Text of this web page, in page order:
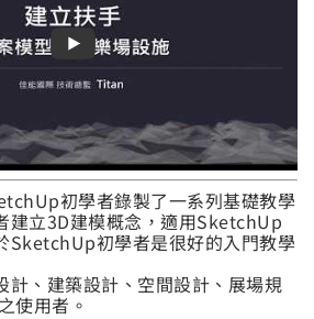
初學者錄製了一系列基礎教學
建立3D建模概念，適用SketchUp
SketchUp初學者是很好的入門教學
計、建築設計、空間設計、展場規
使用者。